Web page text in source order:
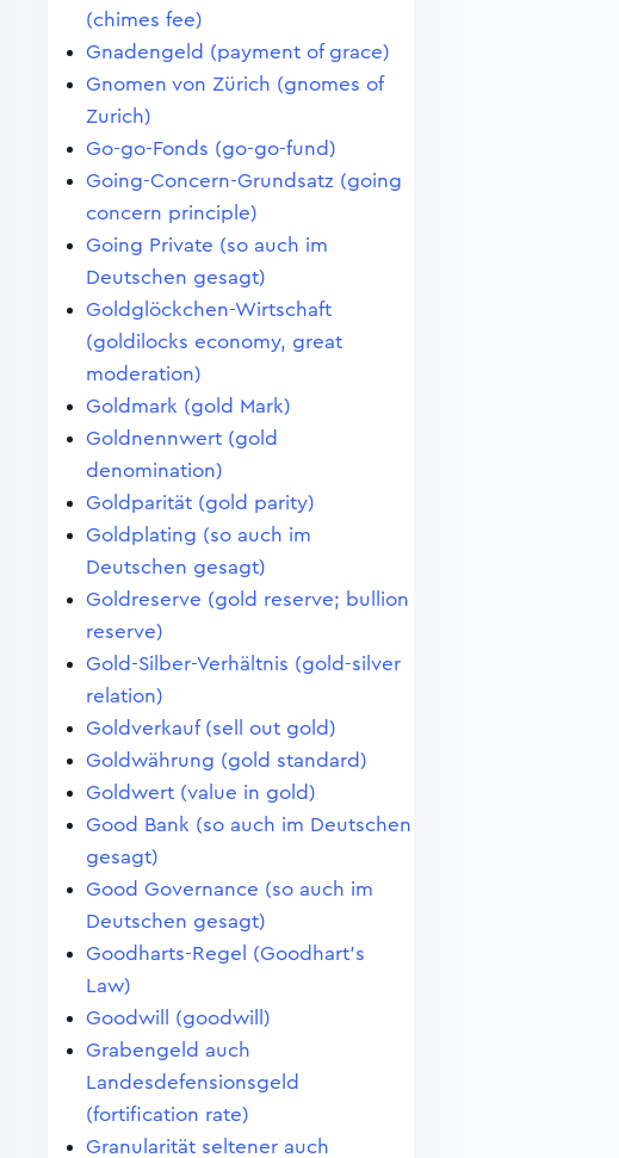
(chimes fee)
Gnadengeld (payment of grace)
Gnomen von Zürich (gnomes of
Zurich)
Go-go-Fonds (go-go-fund)
Going-Concern-Grundsatz (going
concern principle)
Going Private (so auch im
Deutschen gesagt)
Goldglöckchen-Wirtschaft
(goldilocks economy, great
moderation)
Goldmark (gold Mark)
Goldnennwert (gold
denomination)
Goldparität (gold parity)
Goldplating (so auch im
Deutschen gesagt)
Goldreserve (gold reserve; bullion
reserve)
Gold-Silber-Verhältnis (gold-silver
relation)
Goldverkauf (sell out gold)
Goldwährung (gold standard)
Goldwert (value in gold)
Good Bank (so auch im Deutschen
gesagt)
Good Governance (so auch im
Deutschen gesagt)
Goodharts-Regel (Goodhart's
Law)
Goodwill (goodwill)
Grabengeld auch
Landesdefensionsgeld
(fortification rate)
Granularität seltener auch